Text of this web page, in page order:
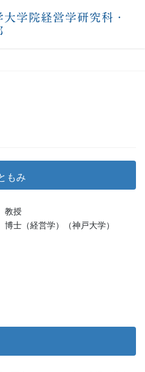
もみ
教授
博士（経営学）（神戸大学）